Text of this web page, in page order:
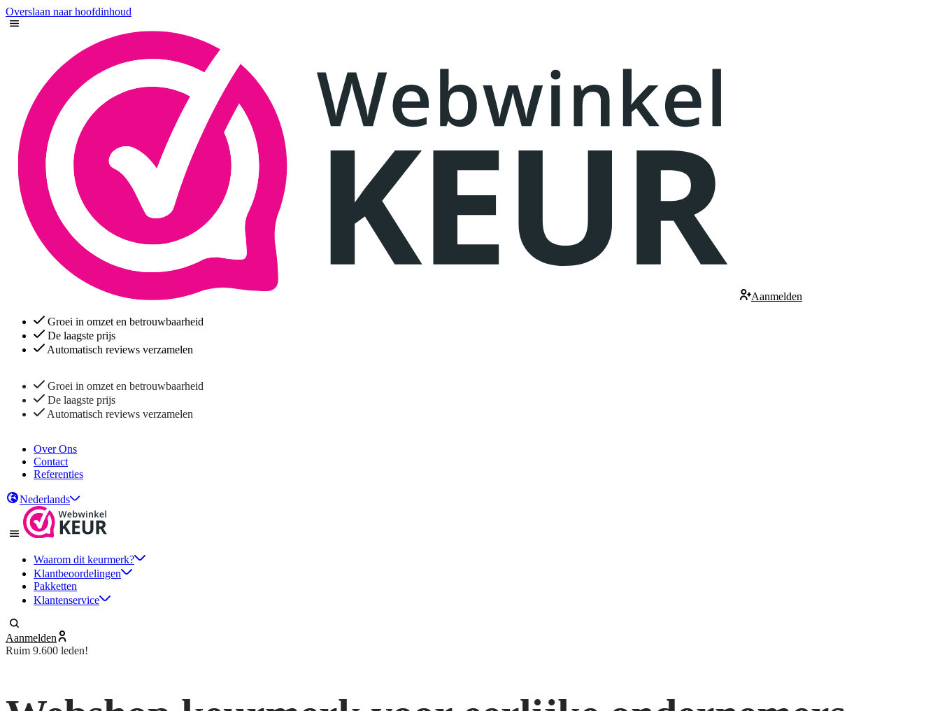
Overslaan naar hoofdinhoud
Aanmelden
Groei in omzet en betrouwbaarheid
De laagste prijs
Automatisch reviews verzamelen
Groei in omzet en betrouwbaarheid
De laagste prijs
Automatisch reviews verzamelen
Over Ons
Contact
Referenties
Nederlands
Waarom dit keurmerk?
Klantbeoordelingen
Pakketten
Klantenservice
Aanmelden
Ruim 9.600 leden!